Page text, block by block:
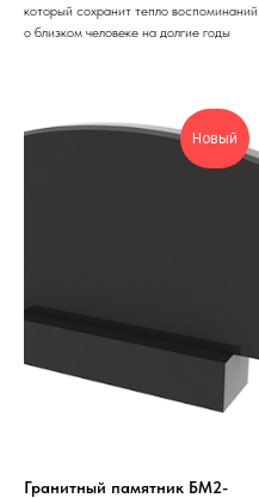
который сохранит тепло воспоминаний
о близком человеке на долгие годы
Новый
Гранитный памятник БМ2-